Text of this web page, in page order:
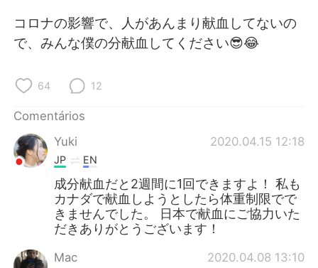
Italiano Türkçe
コロナの影響で、人があんまり献血してないの
で、みんな僕の分献血してください😎😂
64 12
Comentários
Yuki
2020.04.15 12:18
JP EN
成分献血だと2週間に1回できますよ！ 私も
カナダで献血しようとしたら体重制限でで
きませんでした。 日本で献血にご協力いた
だきありがとうございます！
Mac 2020.04.08 13:10